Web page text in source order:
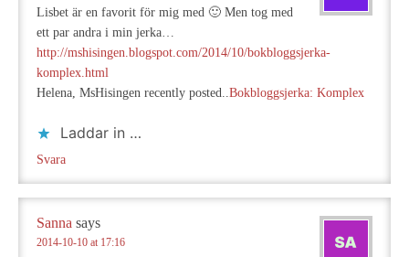
Lisbet är en favorit för mig med 🙂 Men tog med
ett par andra i min jerka…
http://mshisingen.blogspot.com/2014/10/bokbloggsjerka-
komplex.html
Helena, MsHisingen recently posted..Bokbloggsjerka: Komplex
Laddar in …
Svara
Sanna says
2014-10-10 at 17:16